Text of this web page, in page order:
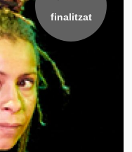
finalitzat